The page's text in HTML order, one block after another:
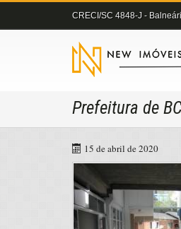
CRECI/SC 4848-J -
Prefeitura de
15 de abril de 2020